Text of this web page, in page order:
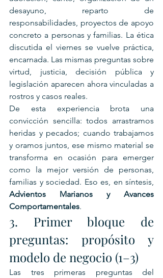
desayuno, reparto de
responsabilidades, proyectos de apoyo
concreto a personas y familias. La ética
discutida el viernes se vuelve práctica,
encarnada. Las mismas preguntas sobre
virtud, justicia, decisión pública y
legislación aparecen ahora vinculadas a
rostros y casos reales.
De esta experiencia brota una
convicción sencilla: todos arrastramos
heridas y pecados; cuando trabajamos
y oramos juntos, ese mismo material se
transforma en ocasión para emerger
como la mejor versión de personas,
Advientos Marianos y Avances
Comportamentales.
3. Primer bloque de
preguntas: propósito y
modelo de negocio (1–3)
Las tres primeras preguntas del